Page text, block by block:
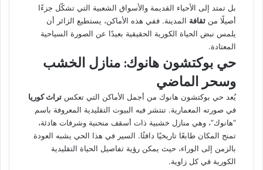
بل تمتد إلى الأحياء القديمة والأسواق الشعبية التي تشكّل جزءًا
أصيلًا من ثقافة المدينة. ففي هذه الأماكن، يستطيع الزائر أن
يلمس نبض الحياة الكورية الحقيقية بعيدًا عن الصورة السياحية
المعتادة.
حي بوكتشون هانوك: منازل الخشب
وسحر الماضي
يُعد حي بوكتشون هانوك من أجمل الأماكن التي تعكس تراث كوريا
في صورته المعمارية. تنتشر فيه البيوت التقليدية المعروفة باسم
“هانوك”، وهي منازل خشبية ذات أسقف منحنية وشرفات هادئة،
تمنح المكان طابعًا تاريخيًا دافئًا. السير في هذا الحي يشبه العودة
بالزمن إلى الوراء، حيث يمكن رؤية تفاصيل الحياة التقليدية
الكورية في كل زاوية.